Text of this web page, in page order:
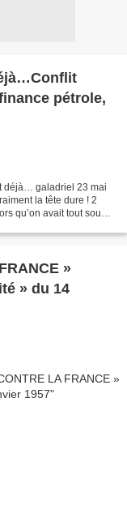
pétrole,
déjà… galadriel 23 mai
la tête dure ! 2
qu’on avait tout sous
»
» du 14